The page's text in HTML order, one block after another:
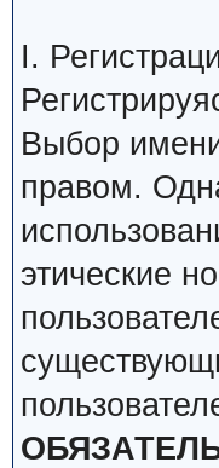
I.
Выбор
правом.
этические